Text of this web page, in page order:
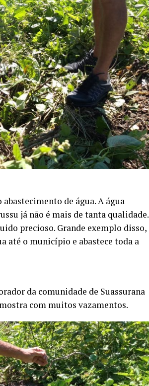
de água. A água
já não é mais de tanta qualidade.
precioso. Grande exemplo disso,
até o município e abastece toda a
da comunidade de Suassurana
com muitos vazamentos.